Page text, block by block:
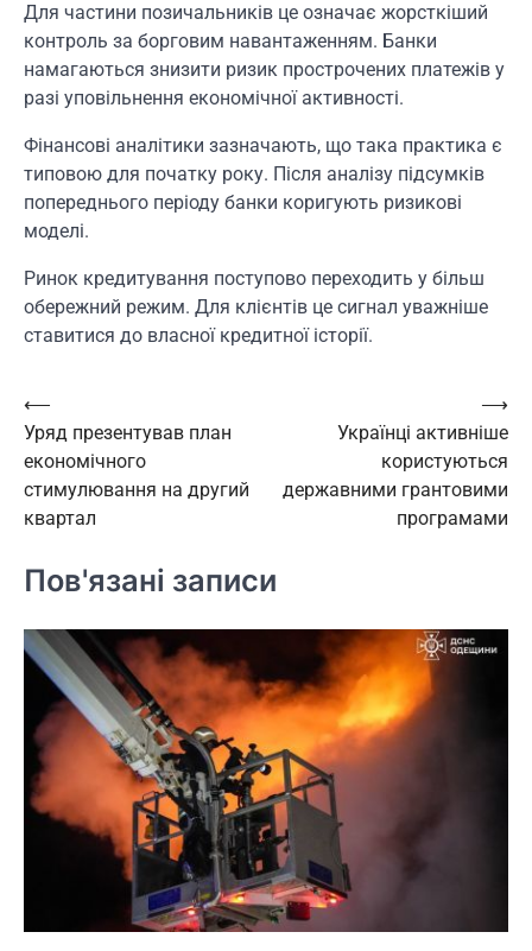
Для частини позичальників це означає жорсткіший
контроль за борговим навантаженням. Банки
намагаються знизити ризик прострочених платежів у
разі уповільнення економічної активності.
Фінансові аналітики зазначають, що така практика є
типовою для початку року. Після аналізу підсумків
попереднього періоду банки коригують ризикові
моделі.
Ринок кредитування поступово переходить у більш
обережний режим. Для клієнтів це сигнал уважніше
ставитися до власної кредитної історії.
Навігація
записів
⟵
Уряд презентував план
економічного
стимулювання на другий
квартал
Українці активніше
користуються
державними грантовими
програмами
⟶
Пов'язані записи